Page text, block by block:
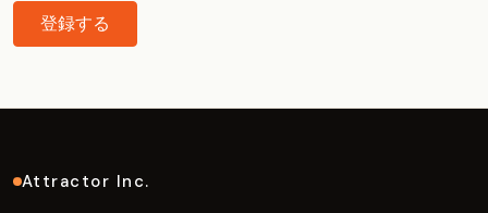
登録する
Attractor Inc.